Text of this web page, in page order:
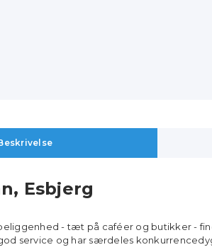
Esbjerg
- tæt på caféer og butikker -
service og har særdeles